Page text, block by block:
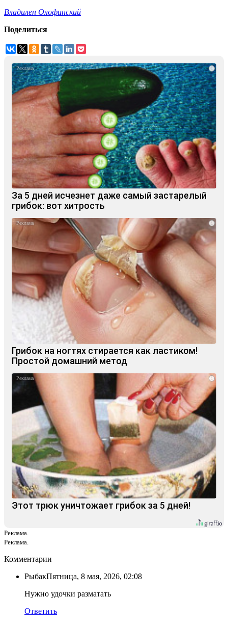
Владилен Олофинский
Поделиться
i
За 5 дней исчезнет даже самый застарелый
грибок: вот хитрость
i
Грибок на ногтях стирается как ластиком!
Простой домашний метод
i
Этот трюк уничтожает грибок за 5 дней!
Реклама.
Реклама.
Комментарии
РыбакПятница, 8 мая, 2026, 02:08
Нужно удочки разматать
Ответить